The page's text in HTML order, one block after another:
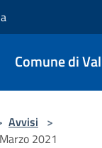
Comune di
Avvisi >
2021